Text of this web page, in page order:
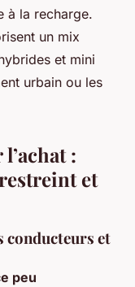
à la recharge.
un mix
et mini
urbain ou les
:
et
conducteurs et
peu